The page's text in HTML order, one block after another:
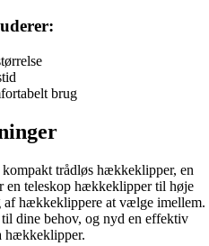
brug
trådløs hækkeklipper, en
en teleskop hækkeklipper til høje
hækkeklippere at vælge imellem.
dine behov, og nyd en effektiv
hækkeklipper.